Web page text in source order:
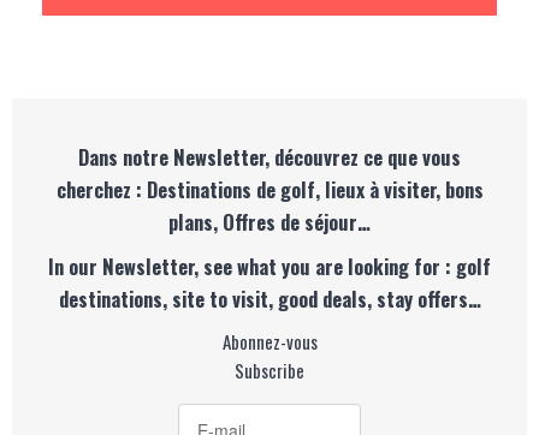
Dans notre Newsletter, découvrez ce que vous
cherchez : Destinations de golf, lieux à visiter, bons
plans, Offres de séjour…
In our Newsletter, see what you are looking for : golf
destinations, site to visit, good deals, stay offers…
Abonnez-vous
Subscribe